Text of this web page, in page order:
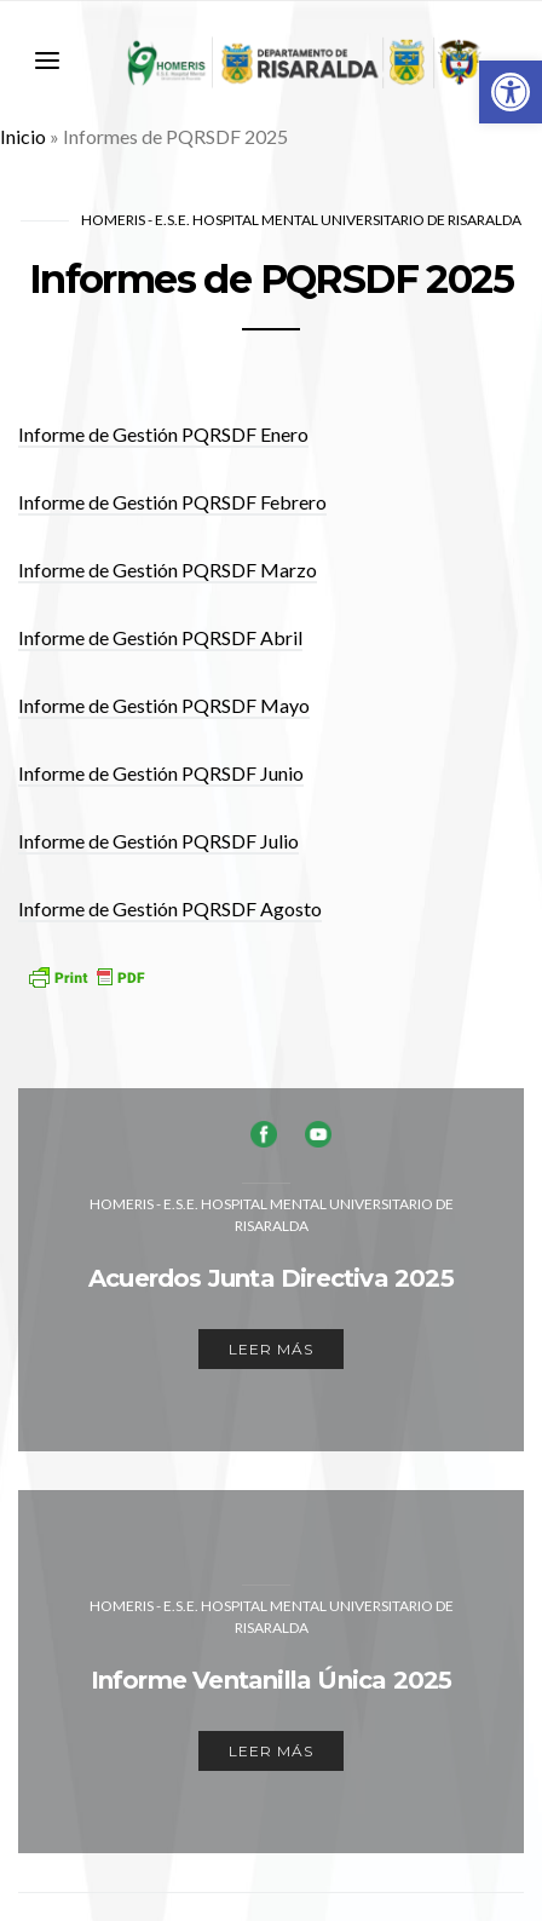
Inicio » Informes de PQRSDF 2025
HOMERIS - E.S.E. HOSPITAL MENTAL UNIVERSITARIO DE RISARALDA
Informes de PQRSDF 2025
Informe de Gestión PQRSDF Enero
Informe de Gestión PQRSDF Febrero
Informe de Gestión PQRSDF Marzo
Informe de Gestión PQRSDF Abril
Informe de Gestión PQRSDF Mayo
Informe de Gestión PQRSDF Junio
Informe de Gestión PQRSDF Julio
Informe de Gestión PQRSDF Agosto
HOMERIS - E.S.E. HOSPITAL MENTAL UNIVERSITARIO DE
RISARALDA
Acuerdos Junta Directiva 2025
LEER MÁS
HOMERIS - E.S.E. HOSPITAL MENTAL UNIVERSITARIO DE
RISARALDA
Informe Ventanilla Única 2025
LEER MÁS